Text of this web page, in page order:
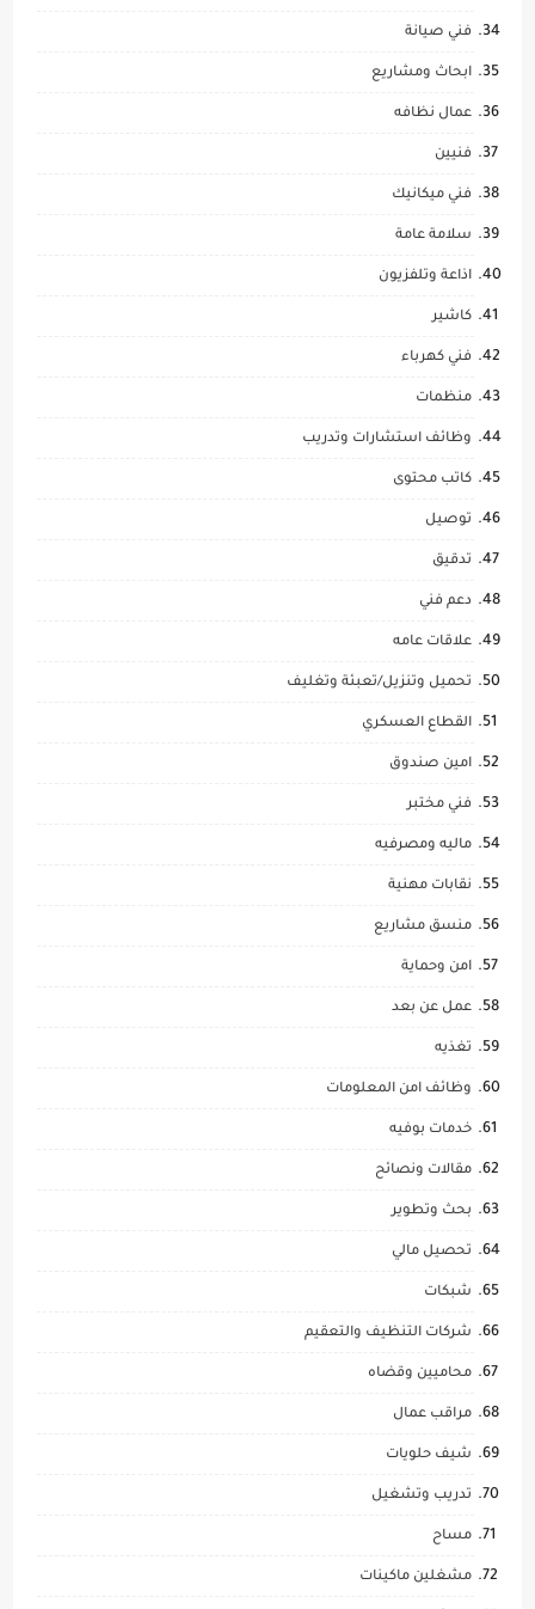
فني صيانة
ابحاث ومشاريع
عمال نظافه
فنيين
فني ميكانيك
سلامة عامة
اذاعة وتلفزيون
كاشير
فني كهرباء
منظمات
وظائف استشارات وتدريب
كاتب محتوى
توصيل
تدقيق
دعم فني
علاقات عامه
تحميل وتنزيل/تعبئة وتغليف
القطاع العسكري
امين صندوق
فني مختبر
ماليه ومصرفيه
نقابات مهنية
منسق مشاريع
امن وحماية
عمل عن بعد
تغذيه
وظائف امن المعلومات
خدمات بوفيه
مقالات ونصائح
بحث وتطوير
تحصيل مالي
شبكات
شركات التنظيف والتعقيم
محاميين وقضاه
مراقب عمال
شيف حلويات
تدريب وتشغيل
مساح
مشغلين ماكينات